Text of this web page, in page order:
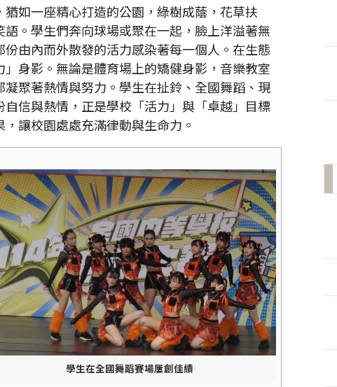
如一座精心打造的公園，綠樹成蔭，花草扶
。學生們奔向球場或聚在一起，臉上洋溢著無
由內而外散發的活力感染著每一個人。在生態
身影。無論是體育場上的矯健身影，音樂教室
聚著熱情與努力。學生在扯鈴、全國舞蹈、現
信與熱情，正是學校「活力」與「卓越」目標
讓校園處處充滿律動與生命力。
學生在全國舞蹈賽場屢創佳績